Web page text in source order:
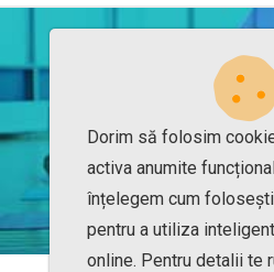
Dorim să folosim
activa anumite
înțelegem cum
pentru a utiliza
online. Pentru detalii te